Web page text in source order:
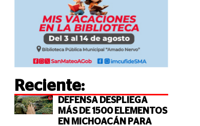
Reciente:
DEFENSA DESPLIEGA
MÁS DE 1500 ELEMENTOS
EN MICHOACÁN PARA